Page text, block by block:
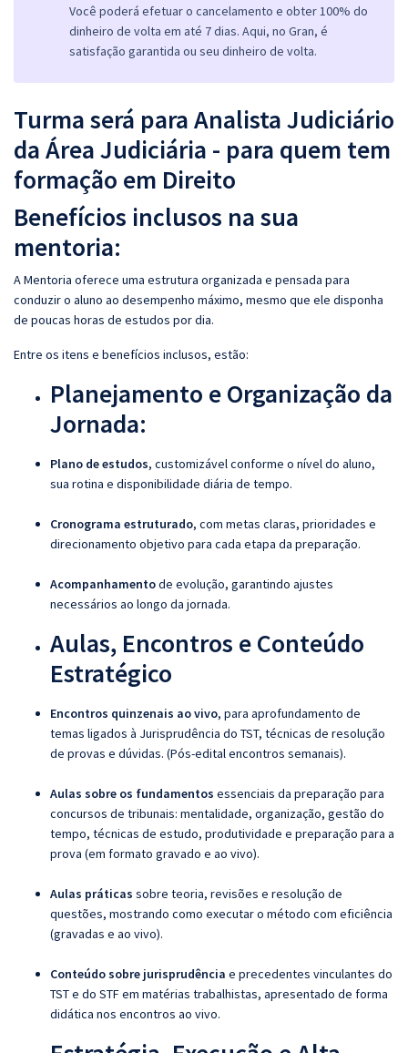
Você poderá efetuar o cancelamento e obter 100% do
dinheiro de volta em até 7 dias. Aqui, no Gran, é
satisfação garantida ou seu dinheiro de volta.
Turma será para Analista Judiciário
da Área Judiciária - para quem tem
formação em Direito
Benefícios inclusos na sua
mentoria:
A Mentoria oferece uma estrutura organizada e pensada para
conduzir o aluno ao desempenho máximo, mesmo que ele disponha
de poucas horas de estudos por dia.
Entre os itens e benefícios inclusos, estão:
Planejamento e Organização da
Jornada:
Plano de estudos, customizável conforme o nível do aluno,
sua rotina e disponibilidade diária de tempo.
Cronograma estruturado, com metas claras, prioridades e
direcionamento objetivo para cada etapa da preparação.
Acompanhamentode evolução, garantindo ajustes
necessários ao longo da jornada.
Aulas, Encontros e Conteúdo
Estratégico
Encontros quinzenais ao vivo, para aprofundamento de
temas ligados à Jurisprudência do TST, técnicas de resolução
de provas e dúvidas. (Pós-edital encontros semanais).
Aulas sobre os fundamentos essenciais da preparação para
concursos de tribunais: mentalidade, organização, gestão do
tempo, técnicas de estudo, produtividade e preparação para a
prova (em formato gravado e ao vivo).
Aulas práticas sobre teoria, revisões e resolução de
questões, mostrando como executar o método com eficiência
(gravadas e ao vivo).
Conteúdo sobre jurisprudência e precedentes vinculantes do
TST e do STF em matérias trabalhistas, apresentado de forma
didática nos encontros ao vivo.